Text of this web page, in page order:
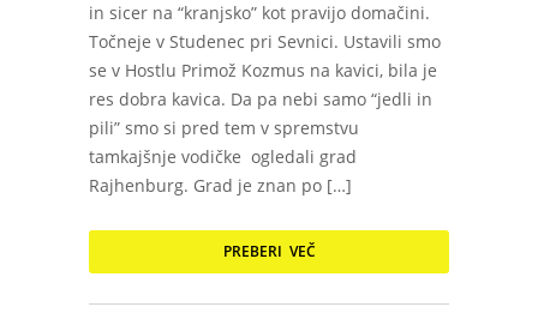
in sicer na “kranjsko” kot pravijo domačini.
Točneje v Studenec pri Sevnici. Ustavili smo
se v Hostlu Primož Kozmus na kavici, bila je
res dobra kavica. Da pa nebi samo “jedli in
pili” smo si pred tem v spremstvu
tamkajšnje vodičke ogledali grad
Rajhenburg. Grad je znan po […]
PREBERI VEČ